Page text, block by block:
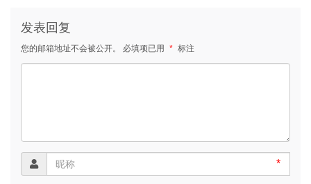
发表回复
您的邮箱地址不会被公开。 必填项已用 * 标注
*